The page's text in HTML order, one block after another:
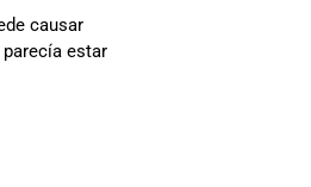
causar
estar